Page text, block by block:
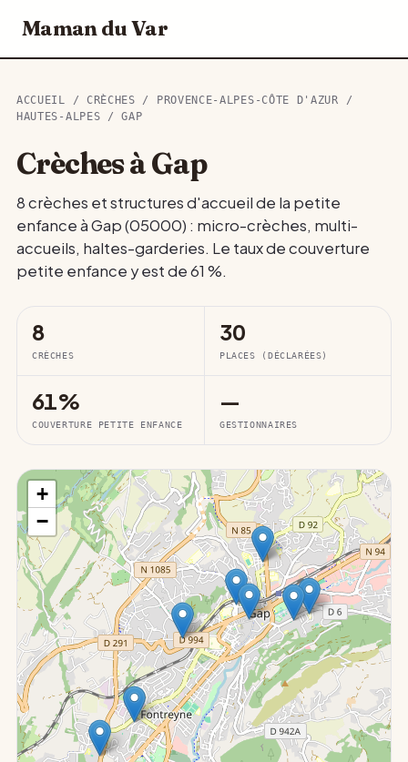
Maman du Var
ACCUEIL / CRÈCHES / PROVENCE-ALPES-CÔTE D'AZUR /
HAUTES-ALPES / GAP
Crèches à Gap
8 crèches et structures d'accueil de la petite
enfance à Gap (05000) : micro-crèches, multi-
accueils, haltes-garderies. Le taux de couverture
petite enfance y est de 61 %.
8
CRÈCHES
30
PLACES (DÉCLARÉES)
61%
COUVERTURE PETITE ENFANCE
—
GESTIONNAIRES
+
−